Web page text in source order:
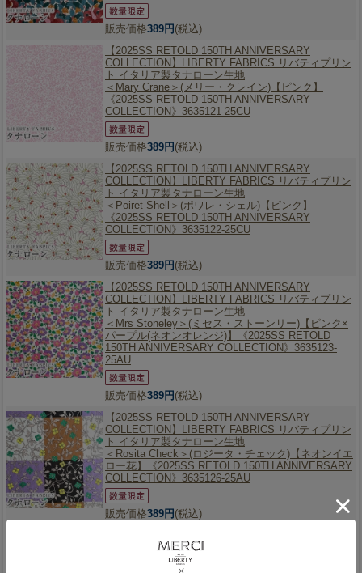
販売価格389円 (税込)
【2025SS RETOLD 150TH ANNIVERSARY
COLLECTION】
LIBERTY FABRICS リバティプリン
ト イタリア製タナローン生地
＜Mary Crane＞(メリー・クレイン)【ピンク】
《2025SS RETOLD 150TH ANNIVERSARY
COLLECTION》3635121-25CU
販売価格389円 (税込)
【2025SS RETOLD 150TH ANNIVERSARY
COLLECTION】
LIBERTY FABRICS リバティプリン
ト イタリア製タナローン生地
＜Poiret Shell＞(ポワレ・シェル)【ピンク】
《2025SS RETOLD 150TH ANNIVERSARY
COLLECTION》3635122-25CU
販売価格389円 (税込)
【2025SS RETOLD 150TH ANNIVERSARY
COLLECTION】
LIBERTY FABRICS リバティプリン
ト イタリア製タナローン生地
＜Mrs Stoneley＞(ミセス・ストーンリー)【ピンク×
パープル(ネオンオレンジ)】《2025SS RETOLD
150TH ANNIVERSARY COLLECTION》3635123-
25AU
販売価格389円 (税込)
【2025SS RETOLD 150TH ANNIVERSARY
COLLECTION】
LIBERTY FABRICS リバティプリン
ト イタリア製タナローン生地
＜Rosita Check＞(ロジータ・チェック)【ネオンイエ
ロー花】《2025SS RETOLD 150TH ANNIVERSARY
COLLECTION》3635126-25AU
販売価格389円 (税込)
COLLECTION】LIBERTY FABRICS リバティプリン
ト イタリア製タナローン生地